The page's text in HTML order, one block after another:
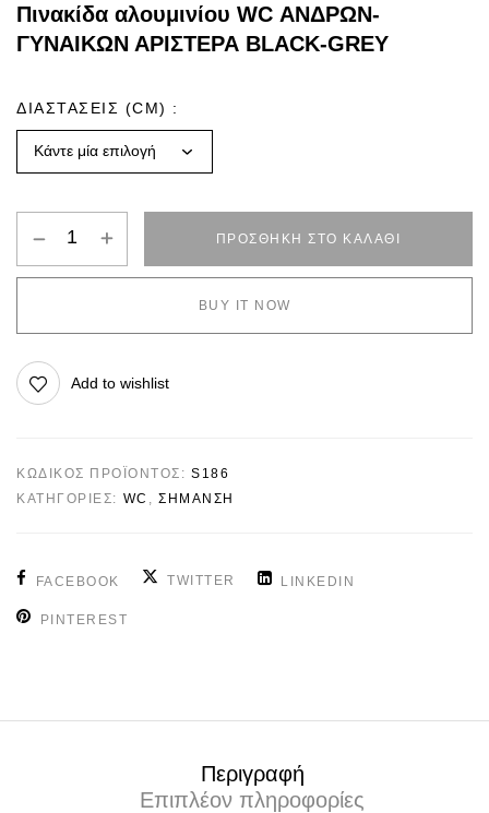
Πινακίδα αλουμινίου WC ΑΝΔΡΩΝ-
ΓΥΝΑΙΚΩΝ ΑΡΙΣΤΕΡΑ BLACK-GREY
ΔΙΑΣΤΑΣΕΙΣ (CM)
ΠΡΟΣΘΉΚΗ ΣΤΟ ΚΑΛΆΘΙ
BUY IT NOW
Add to wishlist
ΚΩΔΙΚΌΣ ΠΡΟΪΌΝΤΟΣ: S186
ΚΑΤΗΓΟΡΊΕΣ: WC ΣΗΜΑΝΣΗ
FACEBOOK TWITTER LINKEDIN
PINTEREST
Περιγραφή
Επιπλέον πληροφορίες